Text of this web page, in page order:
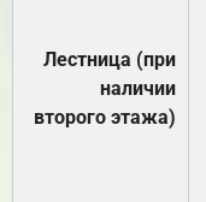
Лестница (при
наличии
второго этажа)